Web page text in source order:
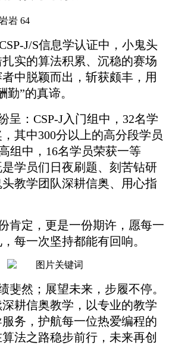
岩 64
J/S信息学认证中，小鬼头
实的算法积累、沉稳的赛场
中脱颖而出，斩获颇丰，用
勤”的真谛。
呈：CSP-J入门组中，32名学
其中300分以上的高分段学员
组中，16名学员荣获一等
学员们日夜刷题、刻苦钻研
教学团队深耕信奥、用心指
肯定，更是一份期许，愿每一
每一次坚持都能有回响。
斐然；展望未来，步履不停。
耕信奥教学，以专业的教学
务，护航每一位热爱编程的
法之路稳步前行，未来再创